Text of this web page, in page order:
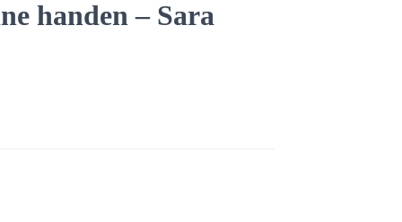
handen – Sara